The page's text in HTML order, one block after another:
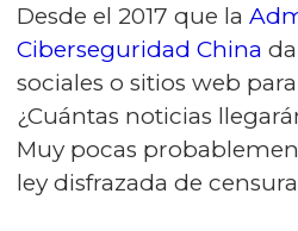
Desde el 2017 que la
Ciberseguridad China
sociales o sitios web
¿Cuántas noticias
Muy pocas
ley disfrazada de